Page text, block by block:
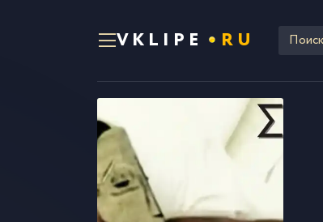
VKLIPE RU